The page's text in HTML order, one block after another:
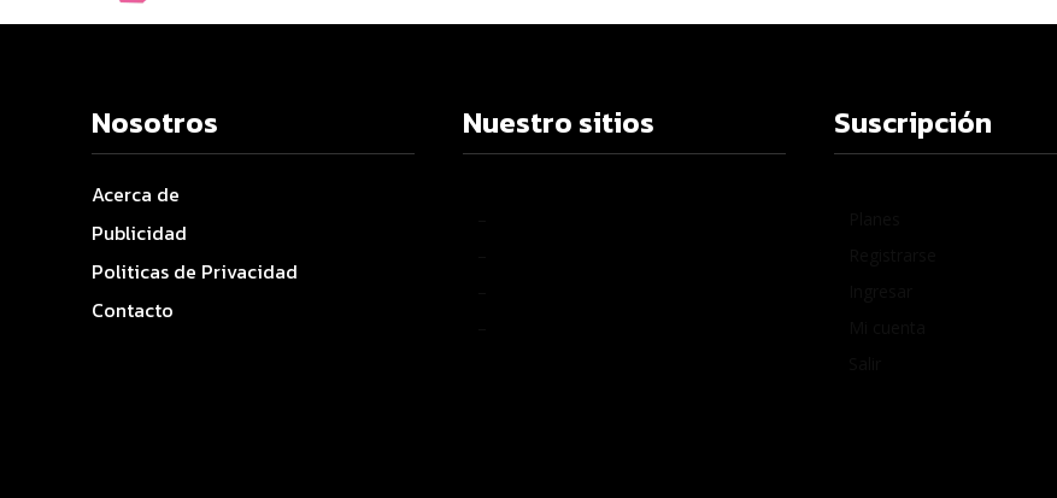
Nosotros
Acerca de
Publicidad
Politicas de Privacidad
Contacto
Nuestro sitios Suscripción